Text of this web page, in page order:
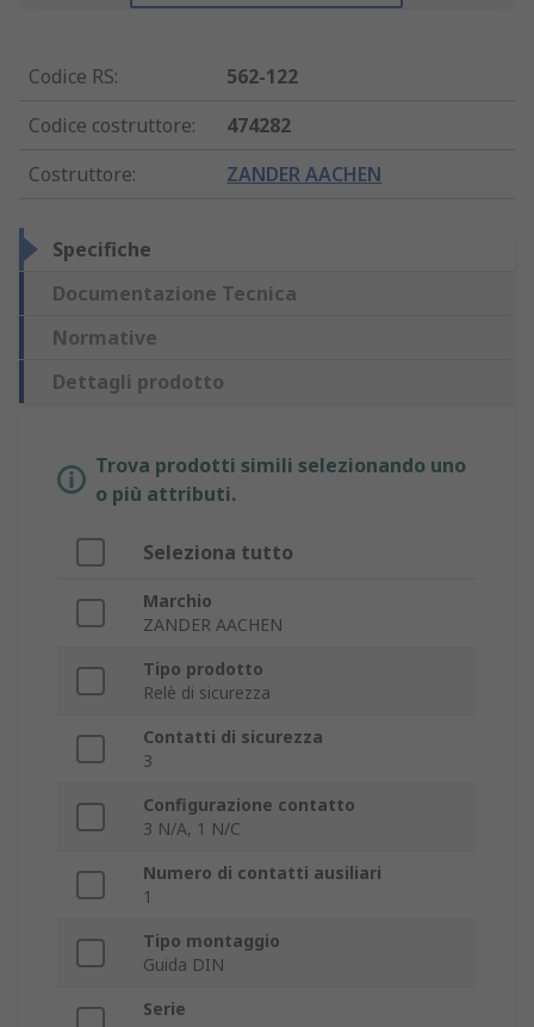
Codice RS:
562-122
Codice costruttore:
474282
Costruttore: ZANDER AACHEN
Specifiche
Documentazione Tecnica
Normative
Dettagli prodotto
Trova prodotti simili selezionando uno
o più attributi.
Seleziona tutto
Marchio
ZANDER AACHEN
Tipo prodotto
Relè di sicurezza
Contatti di sicurezza
3
Configurazione contatto
3 N/A, 1 N/C
Numero di contatti ausiliari
1
Tipo montaggio
Guida DIN
Serie